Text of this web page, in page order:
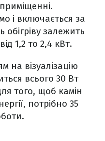
і включається за
залежить
1,2 то 2,4 кВт.
на візуалізацію
всього 30 Вт
того, щоб камін
потрібно 35